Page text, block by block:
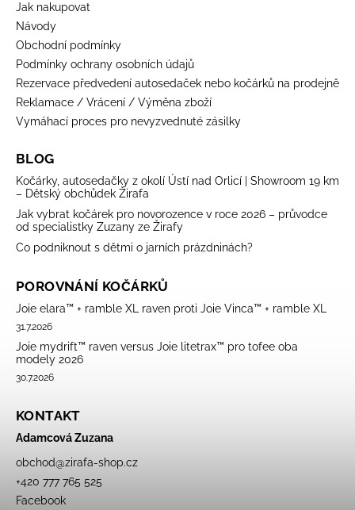
Jak nakupovat
Návody
Obchodní podmínky
Podmínky ochrany osobních údajů
Rezervace předvedení autosedaček nebo kočárků na prodejně
Reklamace / Vrácení / Výměna zboží
Vymáhací proces pro nevyzvednuté zásilky
BLOG
Kočárky, autosedačky z okolí Ústí nad Orlicí | Showroom 19 km
– Dětský obchůdek Žirafa
Jak vybrat kočárek pro novorozence v roce 2026 – průvodce
od specialistky Zuzany ze Žirafy
Co podniknout s dětmi o jarních prázdninách?
POROVNÁNÍ KOČÁRKŮ
Joie elara™ + ramble XL raven proti Joie Vinca™ + ramble XL
31.7.2026
Joie mydrift™ raven versus Joie litetrax™ pro tofee oba
modely 2026
30.7.2026
KONTAKT
Adamcová Zuzana
obchod@zirafa-shop.cz
+420 777 765 525
Facebook